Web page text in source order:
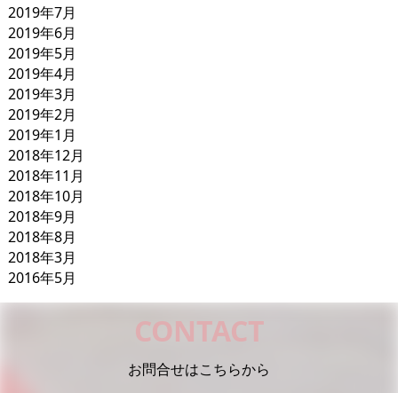
2019年7月
2019年6月
2019年5月
2019年4月
2019年3月
2019年2月
2019年1月
2018年12月
2018年11月
2018年10月
2018年9月
2018年8月
2018年3月
2016年5月
CONTACT
お問合せはこちらから